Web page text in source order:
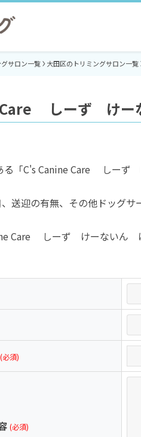
サロン一覧 大田区のトリミングサロン一覧
しーず けー
る「C's Canine Care しーず
送迎の有無、その他ドッグサ
Care しーず けーないん け
(必須)
(必須)